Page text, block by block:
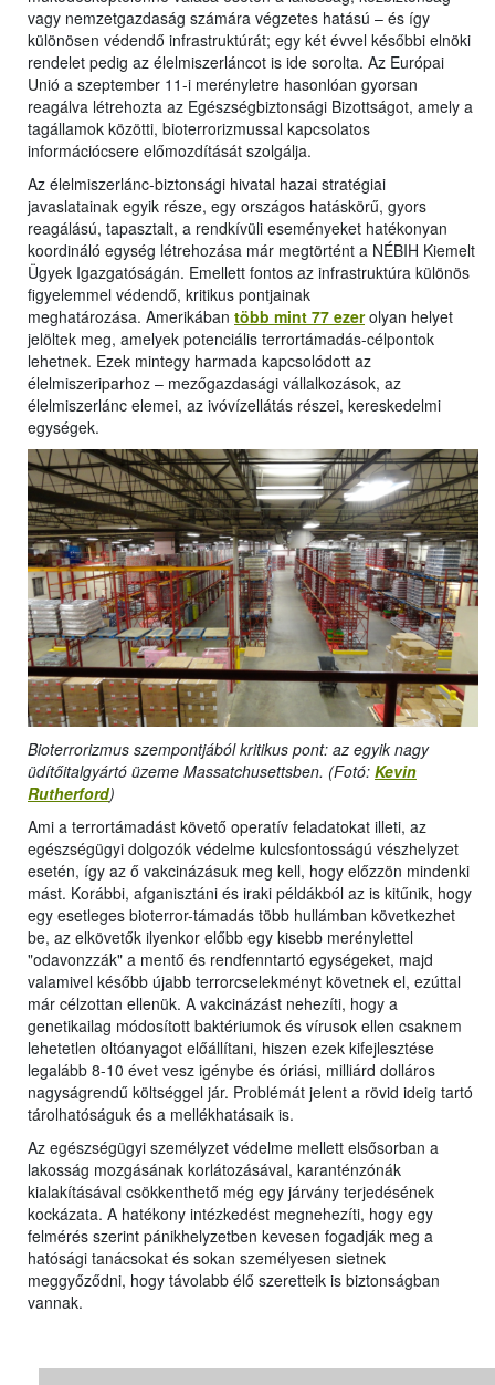
vagy nemzetgazdaság számára végzetes hatású – és így
különösen védendő infrastruktúrát; egy két évvel későbbi elnöki
rendelet pedig az élelmiszerláncot is ide sorolta. Az Európai
Unió a szeptember 11-i merényletre hasonlóan gyorsan
reagálva létrehozta az Egészségbiztonsági Bizottságot, amely a
tagállamok közötti, bioterrorizmussal kapcsolatos
információcsere előmozdítását szolgálja.
Az élelmiszerlánc-biztonsági hivatal hazai stratégiai
javaslatainak egyik része, egy országos hatáskörű, gyors
reagálású, tapasztalt, a rendkívüli eseményeket hatékonyan
koordináló egység létrehozása már megtörtént a NÉBIH Kiemelt
Ügyek Igazgatóságán. Emellett fontos az infrastruktúra különös
figyelemmel védendő, kritikus pontjainak
meghatározása. Amerikában több mint 77 ezerolyan helyet
jelöltek meg, amelyek potenciális terrortámadás-célpontok
lehetnek. Ezek mintegy harmada kapcsolódott az
élelmiszeriparhoz – mezőgazdasági vállalkozások, az
élelmiszerlánc elemei, az ivóvízellátás részei, kereskedelmi
egységek.
Bioterrorizmus szempontjából kritikus pont: az egyik nagy
üdítőitalgyártó üzeme Massatchusettsben. (Fotó: Kevin
Rutherford)
Ami a terrortámadást követő operatív feladatokat illeti, az
egészségügyi dolgozók védelme kulcsfontosságú vészhelyzet
esetén, így az ő vakcinázásuk meg kell, hogy előzzön mindenki
mást. Korábbi, afganisztáni és iraki példákból az is kitűnik, hogy
egy esetleges bioterror-támadás több hullámban következhet
be, az elkövetők ilyenkor előbb egy kisebb merénylettel
"odavonzzák" a mentő és rendfenntartó egységeket, majd
valamivel később újabb terrorcselekményt követnek el, ezúttal
már célzottan ellenük. A vakcinázást nehezíti, hogy a
genetikailag módosított baktériumok és vírusok ellen csaknem
lehetetlen oltóanyagot előállítani, hiszen ezek kifejlesztése
legalább 8-10 évet vesz igénybe és óriási, milliárd dolláros
nagyságrendű költséggel jár. Problémát jelent a rövid ideig tartó
tárolhatóságuk és a mellékhatásaik is.
Az egészségügyi személyzet védelme mellett elsősorban a
lakosság mozgásának korlátozásával, karanténzónák
kialakításával csökkenthető még egy járvány terjedésének
kockázata. A hatékony intézkedést megnehezíti, hogy egy
felmérés szerint pánikhelyzetben kevesen fogadják meg a
hatósági tanácsokat és sokan személyesen sietnek
meggyőződni, hogy távolabb élő szeretteik is biztonságban
vannak.